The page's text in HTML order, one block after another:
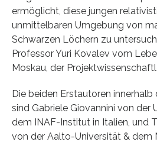
ermöglicht, diese jungen
unmittelbaren Umgebung von
Schwarzen Löchern zu
Professor Yuri Kovalev vom
Moskau, der
Die beiden Erstautoren
sind Gabriele Giovannini von der
dem INAF-Institut in Italien, und
von der Aalto-Universität & dem